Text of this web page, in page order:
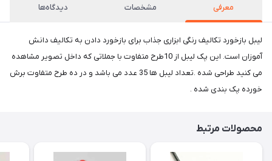
معرفی مشخصات دیدگاه‌ها
لیبل بازخورد تکالیف رنگی ابزاری جذاب برای بازخورد دادن به تکالیف دانش
آموزان است. این پک لیبل از 10طرح متفاوت با جملاتی که داخل تصویر مشاهده
می کنید طراحی شده .تعداد لیبل ها 35 عدد می باشد و در ده طرح متفاوت برش
خورده پک بندی شده .
محصولات مرتبط